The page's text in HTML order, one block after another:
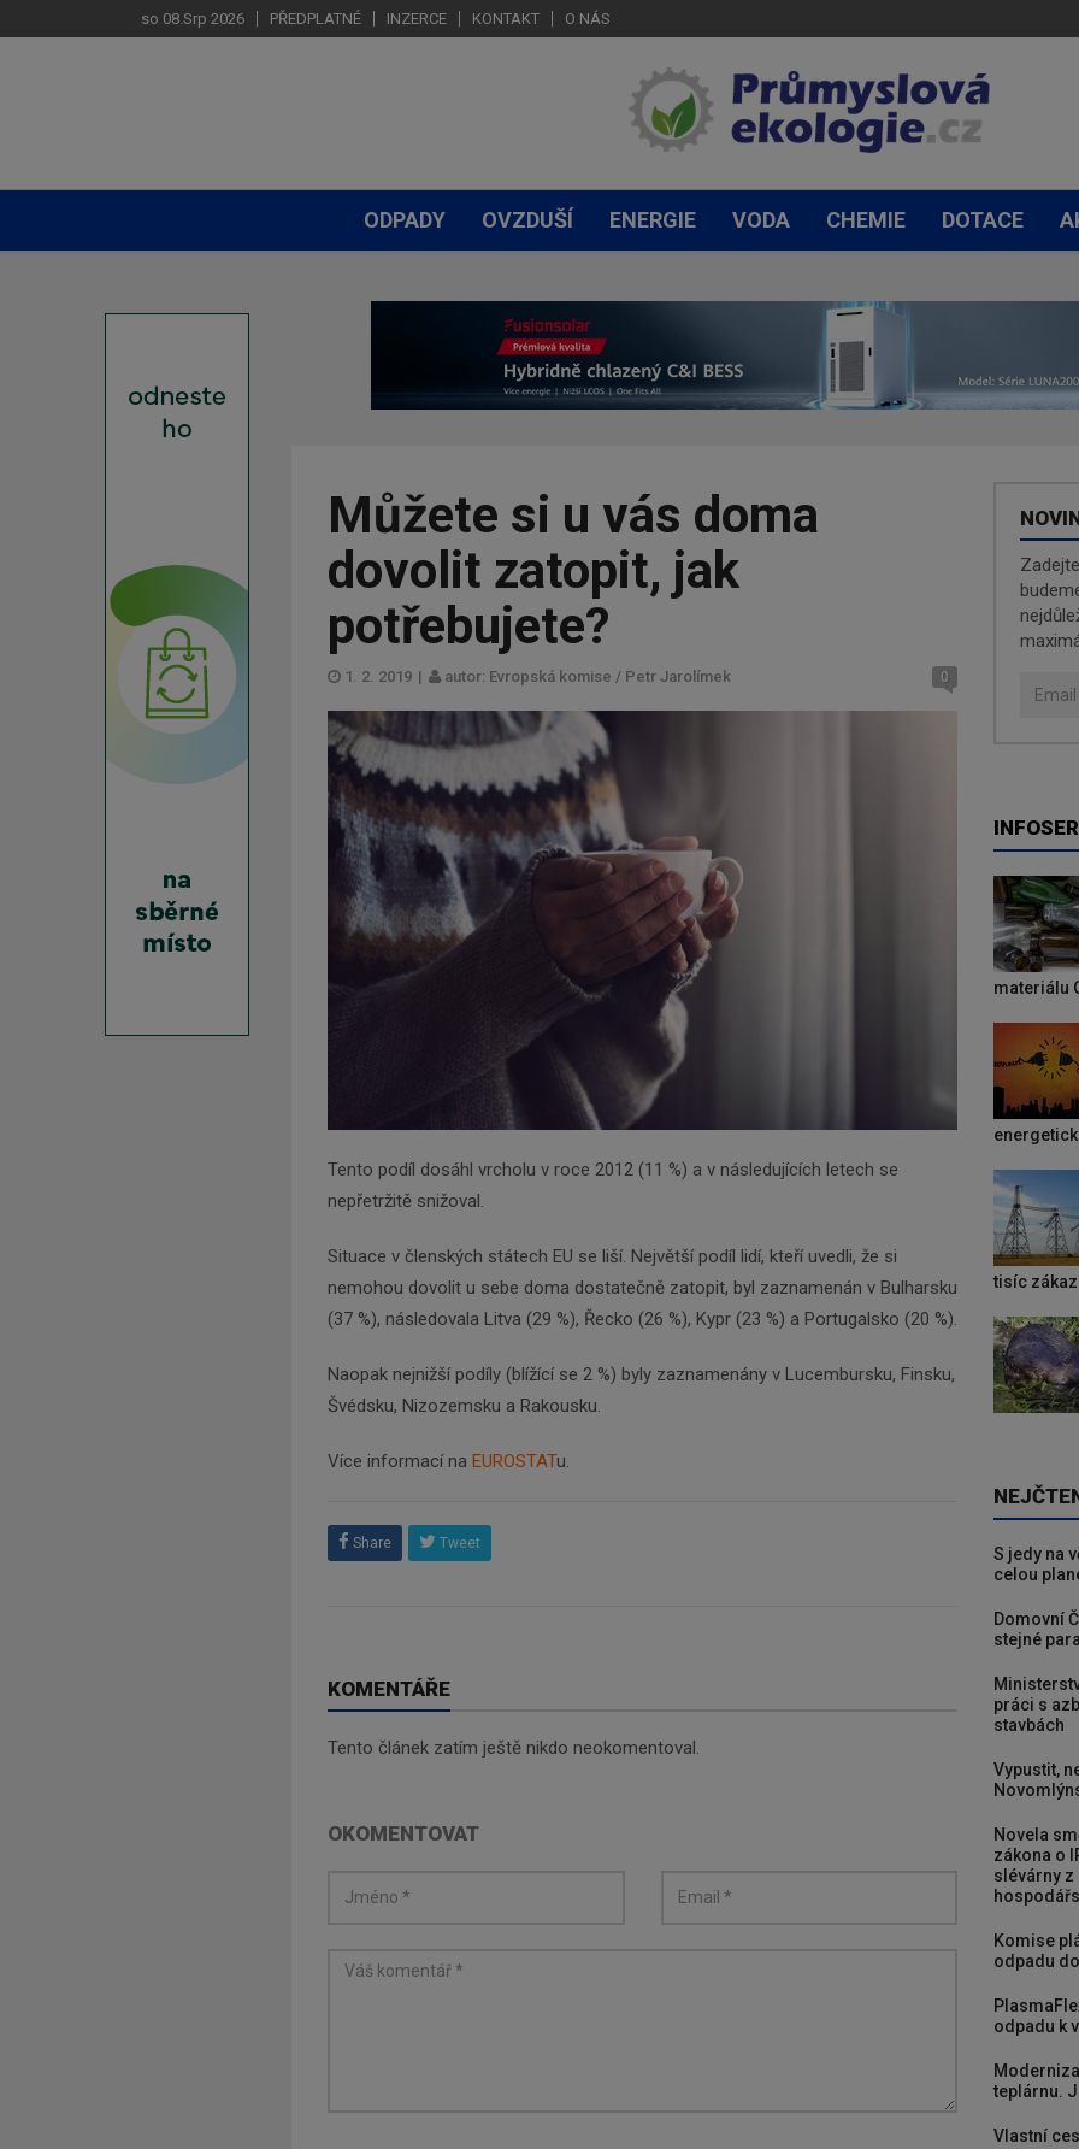
so 08.Srp 2026 PŘEDPLATNÉ INZERCE KONTAKT O NÁS
ODPADY OVZDUŠÍ ENERGIE VODA CHEMIE DOTACE
Můžete si u vás doma
dovolit zatopit, jak
potřebujete?
1. 2. 2019 | autor: Evropská komise / Petr Jarolímek 0
Tento podíl dosáhl vrcholu v roce 2012 (11 %) a v následujících letech se
nepřetržitě snižoval.
Situace v členských státech EU se liší. Největší podíl lidí, kteří uvedli, že si
nemohou dovolit u sebe doma dostatečně zatopit, byl zaznamenán v Bulharsku
(37 %), následovala Litva (29 %), Řecko (26 %), Kypr (23 %) a Portugalsko (20 %).
Naopak nejnižší podíly (blížící se 2 %) byly zaznamenány v Lucembursku, Finsku,
Švédsku, Nizozemsku a Rakousku.
Více informací na EUROSTATu.
Share Tweet
KOMENTÁŘE
Tento článek zatím ještě nikdo neokomentoval.
OKOMENTOVAT
materiálu
tisíc
S jedy na
celou
Domovní
stejné
práci s
stavbách
Vypustit,
Novela
zákona o
slévárny
Komise
odpadu do
odpadu k
teplárnu.
Vlastní